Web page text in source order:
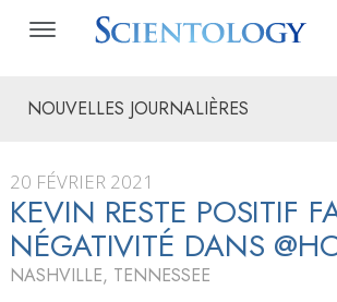
NOUVELLES JOURNALIÈRES
20 FÉVRIER 2021
KEVIN RESTE POSITIF
NÉGATIVITÉ DANS
NASHVILLE, TENNESSEE